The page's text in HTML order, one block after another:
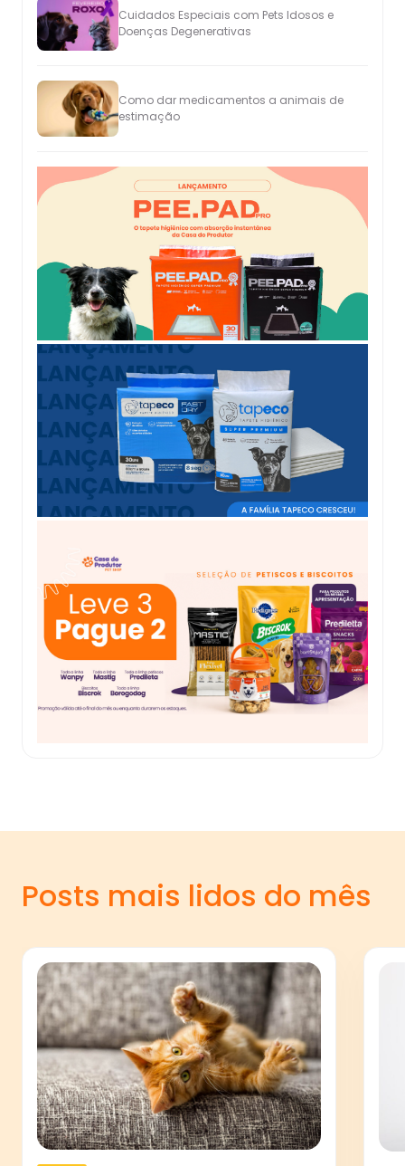
Cuidados Especiais com Pets Idosos e
Doenças Degenerativas
Como dar medicamentos a animais de
estimação
Posts mais lidos do mês